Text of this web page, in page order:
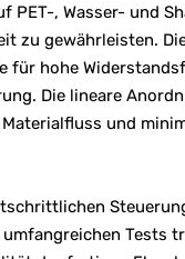
PET-, Wasser- und
zu gewährleisten.
für hohe
Die lineare
und
Tests